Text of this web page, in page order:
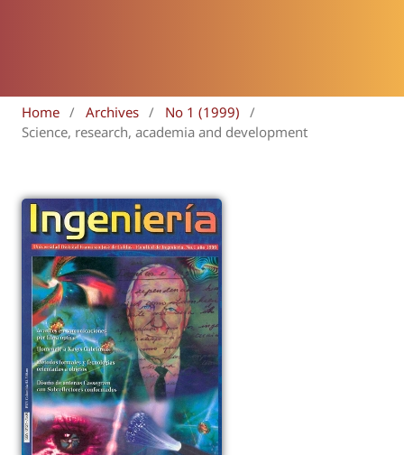
Home / Archives / No 1 (1999)
/
Science, research, academia and development